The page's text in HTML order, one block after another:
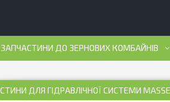
ЗАПЧАСТИНИ ДО ЗЕРНОВИХ КОМБАЙНІВ
ДЛЯ ГІДРАВЛІЧНОЇ СИСТЕМИ